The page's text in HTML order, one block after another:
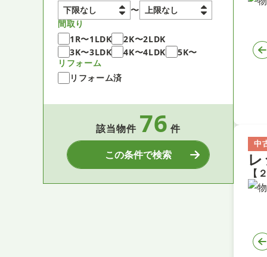
〜
間取り
1R〜1LDK
2K〜2LDK
3K〜3LDK
4K〜4LDK
5K〜
リフォーム
リフォーム済
該当物件 76 件
この条件で検索
中